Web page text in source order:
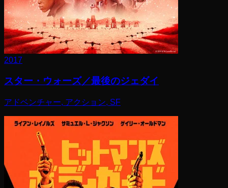
2017
スター・ウォーズ／最後のジェダイ
アドベンチャー, アクション, SF